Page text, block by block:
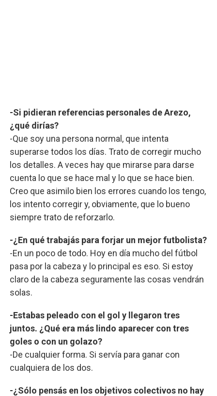
-Si pidieran referencias personales de Arezo,
¿qué dirías?
-Que soy una persona normal, que intenta
superarse todos los días. Trato de corregir mucho
los detalles. A veces hay que mirarse para darse
cuenta lo que se hace mal y lo que se hace bien.
Creo que asimilo bien los errores cuando los tengo,
los intento corregir y, obviamente, que lo bueno
siempre trato de reforzarlo.
-¿En qué trabajás para forjar un mejor futbolista?
-En un poco de todo. Hoy en día mucho del fútbol
pasa por la cabeza y lo principal es eso. Si estoy
claro de la cabeza seguramente las cosas vendrán
solas.
-Estabas peleado con el gol y llegaron tres
juntos. ¿Qué era más lindo aparecer con tres
goles o con un golazo?
-De cualquier forma. Si servía para ganar con
cualquiera de los dos.
-¿Sólo pensás en los objetivos colectivos no hay